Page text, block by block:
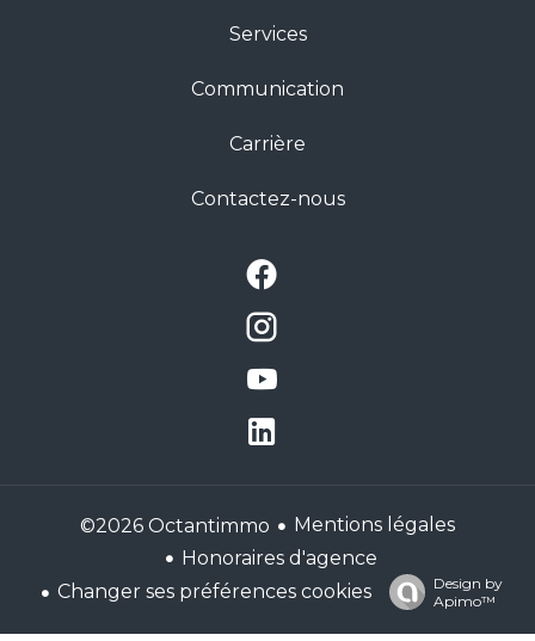
Services
Communication
Carrière
Contactez-nous
©2026 Octantimmo
Mentions légales
Honoraires d'agence
Changer ses préférences cookies
Design by
Apimo™